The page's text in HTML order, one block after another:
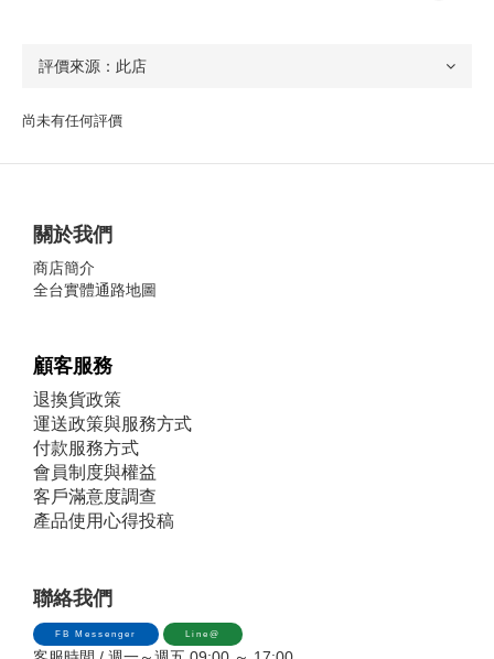
尚未有任何評價
關於我們
商店簡介
全台實體通路地圖
顧客服務
退換貨政策
運送政策與服務方式
付款服務方式
會員制度與權益
客戶滿意度調查
產品使用心得投稿
聯絡我們
FB Messenger Line@